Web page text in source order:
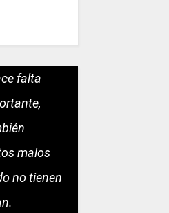
falta
malos
no tienen